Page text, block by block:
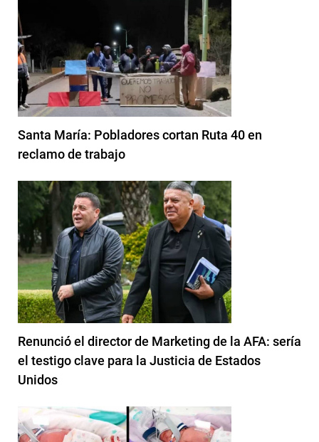
Santa María: Pobladores cortan Ruta 40 en
reclamo de trabajo
Renunció el director de Marketing de la AFA: sería
el testigo clave para la Justicia de Estados
Unidos